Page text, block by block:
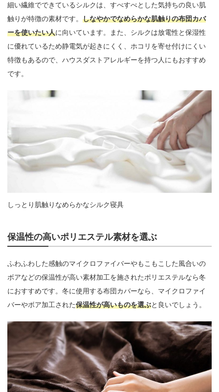
細い繊維でできているシルクは、すべすべとした気持ちの良い肌
触りが特徴の素材です。 しなやかでなめらかな肌触りの布団カバ
ーを使いたい人に向いています。また、シルクは放電性と保湿性
に優れているため静電気が起きにくく、ホコリを寄せ付けにくい
特徴もあるので、ハウスダストアレルギーを持つ人にもおすすめ
です。
しっとり肌触りなめらかなシルク寝具
保温性の高いポリエステル素材を選ぶ
ふわふわした感触のマイクロファイバーやもこもこした風合いの
ボアなどの保温性が高い素材加工を施されたポリエステルなら冬
におすすめです。冬に使用する布団カバーなら、マイクロファイ
バーやボア加工された保温性が高いものを選ぶと良いでしょう。